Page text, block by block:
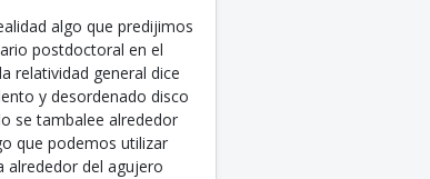
algo que predijimos
postdoctoral en el
relatividad general dice
y desordenado disco
se tambalee alrededor
que podemos utilizar
alrededor del agujero